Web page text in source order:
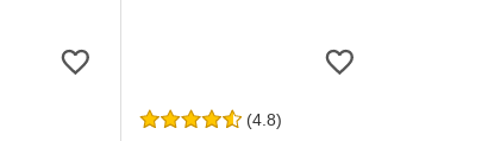
(4.8)